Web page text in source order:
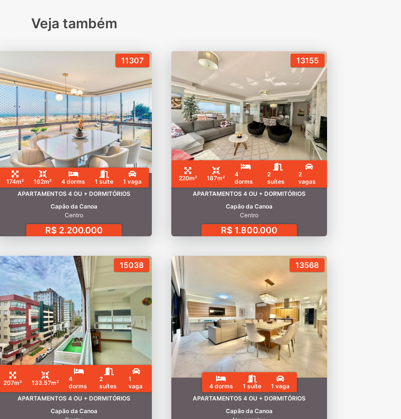
Veja também
11307
174m² 162m² 4 dorms 1 suíte
1 vaga
APARTAMENTOS 4 OU + DORMITÓRIOS
Capão da Canoa
Centro
R$ 2.200.000
13155
220m² 187m²
4
dorms
2
suítes
2
vagas
APARTAMENTOS 4 OU + DORMITÓRIOS
Capão da Canoa
Centro
R$ 1.800.000
15038
207m² 133.57m²
4
dorms
2
suítes
1
vaga
APARTAMENTOS 4 OU + DORMITÓRIOS
Capão da Canoa
13568
4 dorms 1 suíte
1 vaga
APARTAMENTOS 4 OU + DORMITÓRIOS
Capão da Canoa